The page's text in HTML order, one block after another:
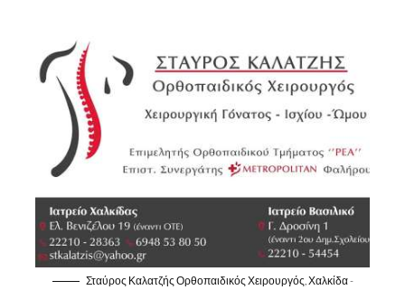
Σταύρος Καλατζής Ορθοπαιδικός Χειρουργός, Χαλκίδα -